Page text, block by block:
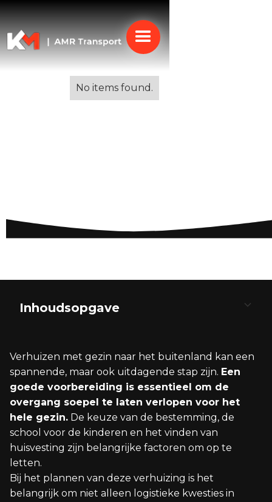
No items found.
Inhoudsopgave
Overwegingen voor Emigratie
Voordelen van Emigreren met Kinderen
Zorgvuldige Planning
Plan B Ontwikkelen
Tijdschema voor Voorbereiding
Visums en Werkvergunningen
Uitschrijving bij de Gemeente
Medische Dossiers Overzetten
Op Zoek naar een Nieuwe Woning
Onderwijs en Gezondheid in de Buurt
De Nieuwe Omgeving Verkennen
Aanleren van Nieuwe Talen
Omgaan met Heimwee
Budgettering van de Verhuizing
Levenskosten in het Buitenland
Onderwijssysteem in het Buitenland
Sociale Impact op Kinderen
Gezondheid en Welzijn van Kinderen
Inpakken en Organisatie
Transport en Logistiek
Verhuizen met gezin naar het buitenland kan een
spannende, maar ook uitdagende stap zijn. Een
goede voorbereiding is essentieel om de
overgang soepel te laten verlopen voor het
hele gezin. De keuze van de bestemming, de
school voor de kinderen en het vinden van
huisvesting zijn belangrijke factoren om op te
letten.
Bij het plannen van deze verhuizing is het
belangrijk om niet alleen logistieke kwesties in